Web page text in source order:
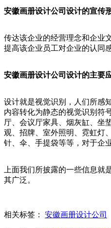
安徽画册设计公司设计的宣传
传达该企业的经营理念和企业
提高该企业员工对企业的认同
安徽画册设计公司设计的主要
设计就是视觉识别，人们所感
内容转化为静态的视觉识别符
厅、会议厅家具、烟灰缸、坐
观、招牌、室外照明、霓虹灯
针、伞、手提袋等等，对于企
上面我们所披露的一些信息
其广泛。
相关标签： 安徽画册设计公司